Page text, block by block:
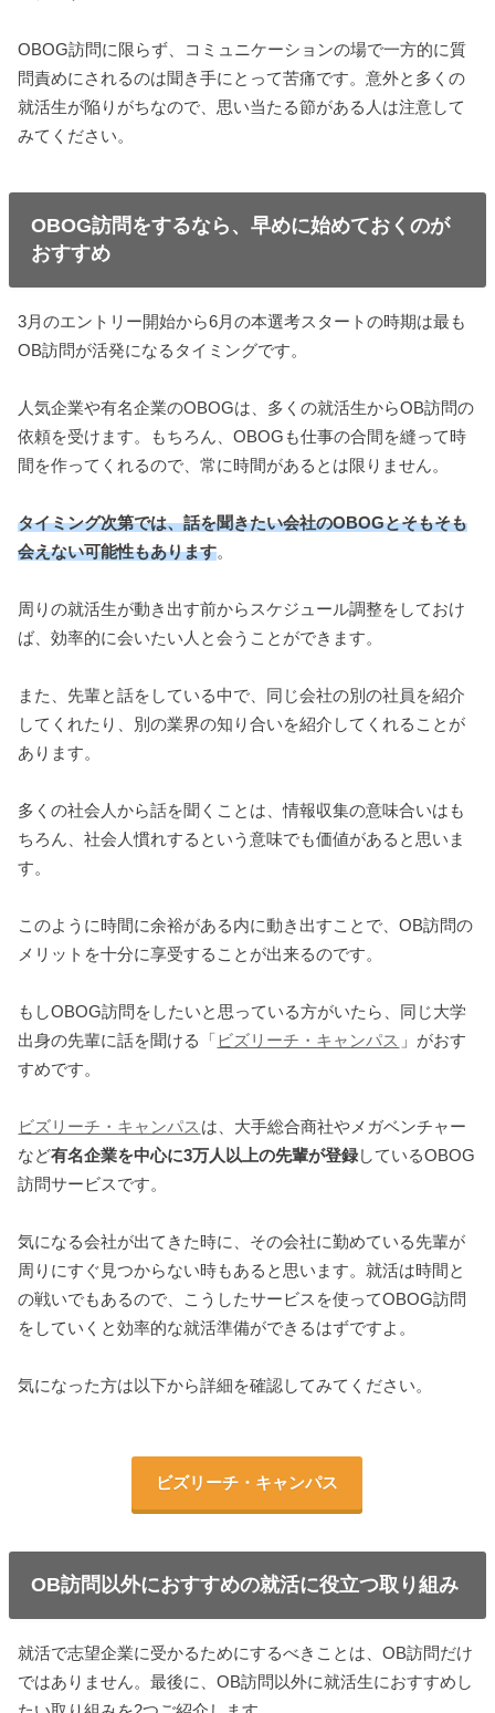
OBOG訪問に限らず、コミュニケーションの場で一方的に質
問責めにされるのは聞き手にとって苦痛です。意外と多くの
就活生が陥りがちなので、思い当たる節がある人は注意して
みてください。
OBOG訪問をするなら、早めに始めておくのが
おすすめ
3月のエントリー開始から6月の本選考スタートの時期は最も
OB訪問が活発になるタイミングです。
人気企業や有名企業のOBOGは、多くの就活生からOB訪問の
依頼を受けます。もちろん、OBOGも仕事の合間を縫って時
間を作ってくれるので、常に時間があるとは限りません。
タイミング次第では、話を聞きたい会社のOBOGとそもそも
会えない可能性もあります。
周りの就活生が動き出す前からスケジュール調整をしておけ
ば、効率的に会いたい人と会うことができます。
また、先輩と話をしている中で、同じ会社の別の社員を紹介
してくれたり、別の業界の知り合いを紹介してくれることが
あります。
多くの社会人から話を聞くことは、情報収集の意味合いはも
ちろん、社会人慣れするという意味でも価値があると思いま
す。
このように時間に余裕がある内に動き出すことで、OB訪問の
メリットを十分に享受することが出来るのです。
もしOBOG訪問をしたいと思っている方がいたら、同じ大学
出身の先輩に話を聞ける「 ビズリーチ・キャンパス 」がおす
すめです。
ビズリーチ・キャンパス は、大手総合商社やメガベンチャー
など有名企業を中心に3万人以上の先輩が登録しているOBOG
訪問サービスです。
気になる会社が出てきた時に、その会社に勤めている先輩が
周りにすぐ見つからない時もあると思います。就活は時間と
の戦いでもあるので、こうしたサービスを使ってOBOG訪問
をしていくと効率的な就活準備ができるはずですよ。
気になった方は以下から詳細を確認してみてください。
ビズリーチ・キャンパス
OB訪問以外におすすめの就活に役立つ取り組み
就活で志望企業に受かるためにするべきことは、OB訪問だけ
ではありません。最後に、OB訪問以外に就活生におすすめし